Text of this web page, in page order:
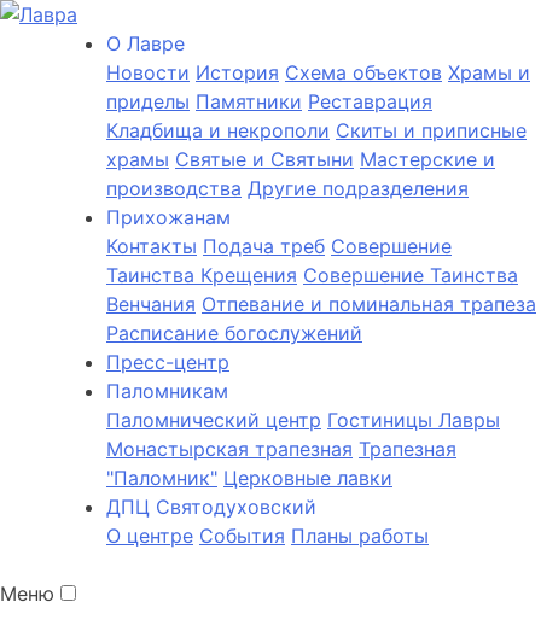
О Лаврe
Новости История Cхема объектов Храмы и
приделы Памятники Реставрация
Кладбища и некрополи Скиты и приписные
храмы Святые и Святыни Мастерские и
производства Другие подразделения
Прихожанам
Контакты Подача треб Совершение
Таинства Крещения Совершение Таинства
Венчания Отпевание и поминальная трапеза
Расписание богослужений
Пресс-центр
Паломникам
Паломнический центр Гостиницы Лавры
Монастырская трапезная Трапезная
"Паломник" Церковные лавки
ДПЦ Святодуховский
О центре События Планы работы
Меню